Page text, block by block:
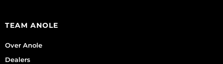
TEAM ANOLE
Over Anole
Dealers